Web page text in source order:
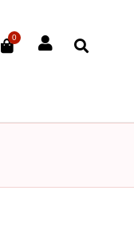
€
0
Panier